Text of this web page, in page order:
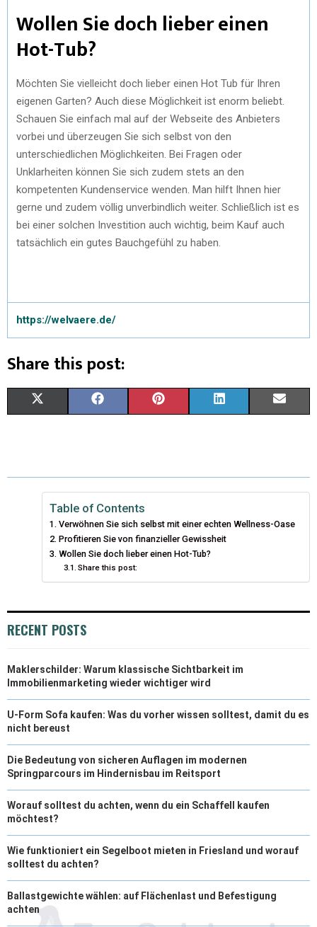
Wollen Sie doch lieber einen
Hot-Tub?
Möchten Sie vielleicht doch lieber einen Hot Tub für Ihren
eigenen Garten? Auch diese Möglichkeit ist enorm beliebt.
Schauen Sie einfach mal auf der Webseite des Anbieters
vorbei und überzeugen Sie sich selbst von den
unterschiedlichen Möglichkeiten. Bei Fragen oder
Unklarheiten können Sie sich zudem stets an den
kompetenten Kundenservice wenden. Man hilft Ihnen hier
gerne und zudem völlig unverbindlich weiter. Schließlich ist es
bei einer solchen Investition auch wichtig, beim Kauf auch
tatsächlich ein gutes Bauchgefühl zu haben.
https://welvaere.de/
Share this post:
W
I
T
T
E
E
O
O
K
T
R
E
S
K
D
N
I
Table of Contents
Verwöhnen Sie sich selbst mit einer echten Wellness-Oase
Profitieren Sie von finanzieller Gewissheit
Wollen Sie doch lieber einen Hot-Tub?
Share this post:
RECENT POSTS
Maklerschilder: Warum klassische Sichtbarkeit im
Immobilienmarketing wieder wichtiger wird
U-Form Sofa kaufen: Was du vorher wissen solltest, damit du es
nicht bereust
Die Bedeutung von sicheren Auflagen im modernen
Springparcours im Hindernisbau im Reitsport
Worauf solltest du achten, wenn du ein Schaffell kaufen
möchtest?
Wie funktioniert ein Segelboot mieten in Friesland und worauf
solltest du achten?
Ballastgewichte wählen: auf Flächenlast und Befestigung
achten